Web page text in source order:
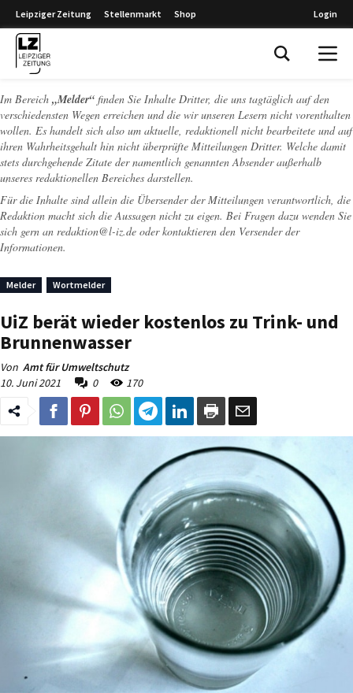
Leipziger Zeitung Stellenmarkt Shop Login
Im Bereich „Melder“ finden Sie Inhalte Dritter, die uns tagtäglich auf den
verschiedensten Wegen erreichen und die wir unseren Lesern nicht vorenthalten
wollen. Es handelt sich also um aktuelle, redaktionell nicht bearbeitete und auf
ihren Wahrheitsgehalt hin nicht überprüfte Mitteilungen Dritter. Welche damit
stets durchgehende Zitate der namentlich genannten Absender außerhalb
unseres redaktionellen Bereiches darstellen.
Für die Inhalte sind allein die Übersender der Mitteilungen verantwortlich, die
Redaktion macht sich die Aussagen nicht zu eigen. Bei Fragen dazu wenden Sie
sich gern an redaktion@l-iz.de oder kontaktieren den Versender der
Informationen.
Melder Wortmelder
UiZ berät wieder kostenlos zu Trink- und
Brunnenwasser
Von Amt für Umweltschutz
10. Juni 2021
0 170